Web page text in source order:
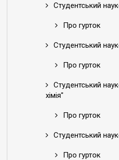
Студентський
Про гурток
Студентський
Про гурток
Студентський
хімія"
Про гурток
Студентський
Про гурток